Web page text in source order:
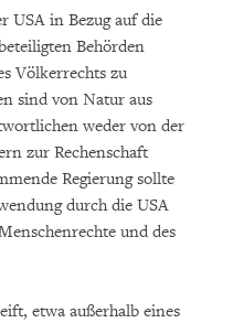
USA in Bezug auf die
Behörden
Völkerrechts zu
sind von Natur aus
weder von der
zur Rechenschaft
Regierung sollte
durch die USA
und des
etwa außerhalb eines